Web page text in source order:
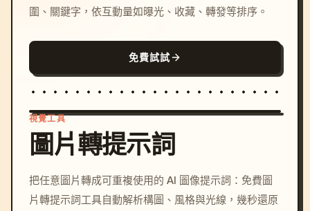
圍、關鍵字，依互動量如曝光、收藏、轉發等排序。
免費試試
c, cyberpunk sunset, neon
colors, 8k --v 6.0
視覺工具
圖片轉提示詞
把任意圖片轉成可重複使用的 AI 圖像提示詞：免費圖
片轉提示詞工具自動解析構圖、風格與光線，幾秒還原